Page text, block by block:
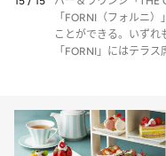
「FORNI（フォルニ
ことができる。いずれ
「FORNI」にはテラス